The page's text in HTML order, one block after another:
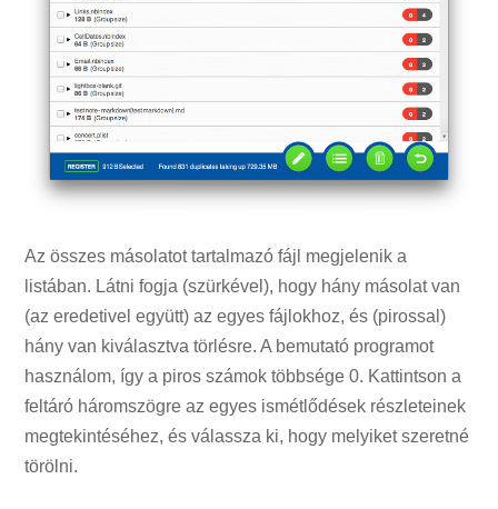
Az összes másolatot tartalmazó fájl megjelenik a
listában. Látni fogja (szürkével), hogy hány másolat van
(az eredetivel együtt) az egyes fájlokhoz, és (pirossal)
hány van kiválasztva törlésre. A bemutató programot
használom, így a piros számok többsége 0. Kattintson a
feltáró háromszögre az egyes ismétlődések részleteinek
megtekintéséhez, és válassza ki, hogy melyiket szeretné
törölni.